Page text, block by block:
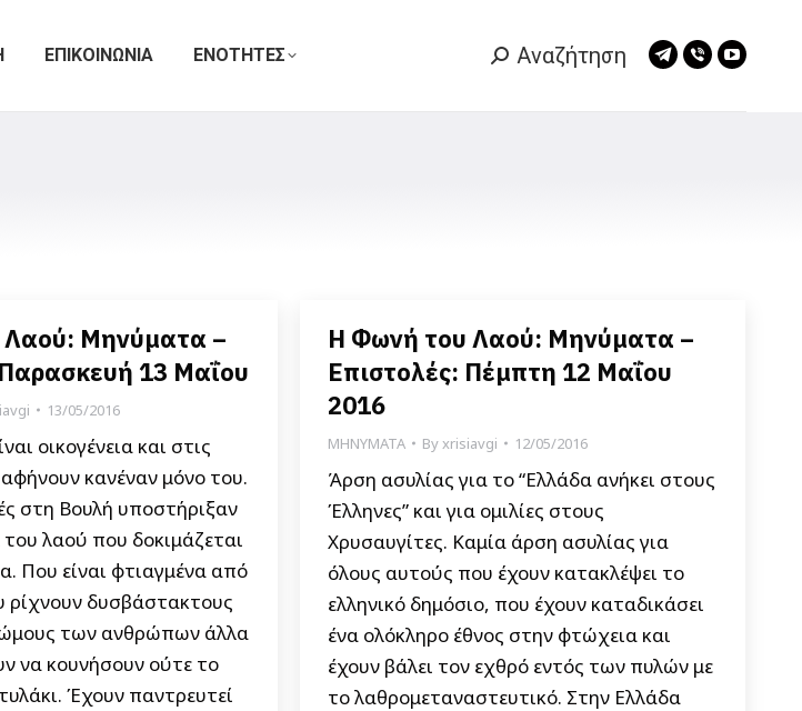
ΕΠΙΚΟΙΝΩΝΙΑ ΕΝΟΤΗΤΕΣ Search:
Αναζήτηση
Telegram
Viber
Μηνύματα –
13 Μαΐου
13/05/2016
οικογένεια και στις
αφήνουν κανέναν μόνο του.
στη Βουλή υποστήριξαν
λαού που δοκιμάζεται
Που είναι φτιαγμένα από
δυσβάστακτους
των ανθρώπων άλλα
να κουνήσουν ούτε το
Έχουν παντρευτεί
Η Φωνή του Λαού: Μηνύματα –
Επιστολές: Πέμπτη 12 Μαΐου
2016
ΜΗΝΥΜΑΤΑ Byxrisiavgi 12/05/2016
Άρση ασυλίας για το “Ελλάδα ανήκει στους
Έλληνες” και για ομιλίες στους
Χρυσαυγίτες. Καμία άρση ασυλίας για
όλους αυτούς που έχουν κατακλέψει το
ελληνικό δημόσιο, που έχουν καταδικάσει
ένα ολόκληρο έθνος στην φτώχεια και
έχουν βάλει τον εχθρό εντός των πυλών με
το λαθρομεταναστευτικό. Στην Ελλάδα